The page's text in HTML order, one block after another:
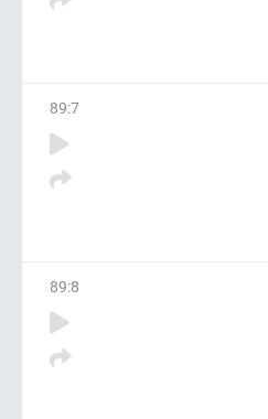
89:7
89:8